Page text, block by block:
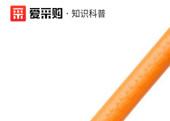
· 知识科普